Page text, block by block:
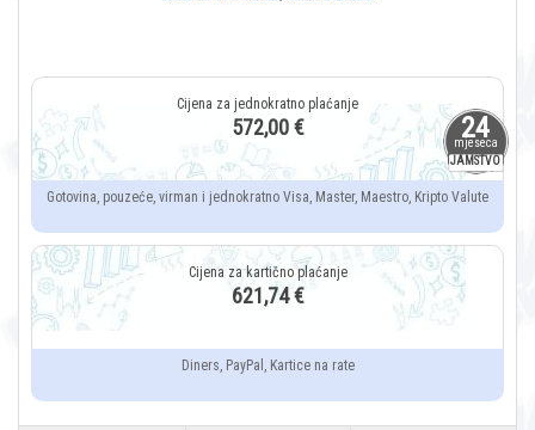
24
mjeseca
JAMSTVO
572,00 €
Gotovina, pouzeće, virman i jednokratno Visa, Master, Maestro, Kripto Valute
621,74 €
Diners, PayPal, Kartice na rate